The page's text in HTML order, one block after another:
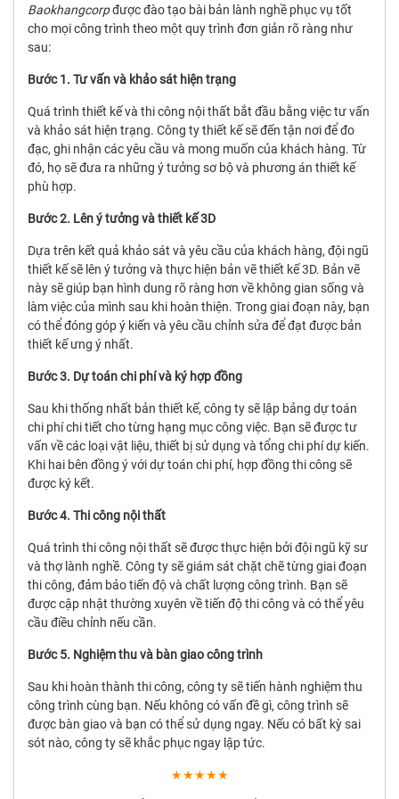
Baokhangcorpđược đào tạo bài bản lành nghề phục vụ tốt
cho mọi công trình theo một quy trình đơn giản rõ ràng như
sau:
Bước 1. Tư vấn và khảo sát hiện trạng
Quá trình thiết kế và thi công nội thất bắt đầu bằng việc tư vấn
và khảo sát hiện trạng. Công ty thiết kế sẽ đến tận nơi để đo
đạc, ghi nhận các yêu cầu và mong muốn của khách hàng. Từ
đó, họ sẽ đưa ra những ý tưởng sơ bộ và phương án thiết kế
phù hợp.
Bước 2. Lên ý tưởng và thiết kế 3D
Dựa trên kết quả khảo sát và yêu cầu của khách hàng, đội ngũ
thiết kế sẽ lên ý tưởng và thực hiện bản vẽ thiết kế 3D. Bản vẽ
này sẽ giúp bạn hình dung rõ ràng hơn về không gian sống và
làm việc của mình sau khi hoàn thiện. Trong giai đoạn này, bạn
có thể đóng góp ý kiến và yêu cầu chỉnh sửa để đạt được bản
thiết kế ưng ý nhất.
Bước 3. Dự toán chi phí và ký hợp đồng
Sau khi thống nhất bản thiết kế, công ty sẽ lập bảng dự toán
chi phí chi tiết cho từng hạng mục công việc. Bạn sẽ được tư
vấn về các loại vật liệu, thiết bị sử dụng và tổng chi phí dự kiến.
Khi hai bên đồng ý với dự toán chi phí, hợp đồng thi công sẽ
được ký kết.
Bước 4. Thi công nội thất
Quá trình thi công nội thất sẽ được thực hiện bởi đội ngũ kỹ sư
và thợ lành nghề. Công ty sẽ giám sát chặt chẽ từng giai đoạn
thi công, đảm bảo tiến độ và chất lượng công trình. Bạn sẽ
được cập nhật thường xuyên về tiến độ thi công và có thể yêu
cầu điều chỉnh nếu cần.
Bước 5. Nghiệm thu và bàn giao công trình
Sau khi hoàn thành thi công, công ty sẽ tiến hành nghiệm thu
công trình cùng bạn. Nếu không có vấn đề gì, công trình sẽ
được bàn giao và bạn có thể sử dụng ngay. Nếu có bất kỳ sai
sót nào, công ty sẽ khắc phục ngay lập tức.
★★★★★